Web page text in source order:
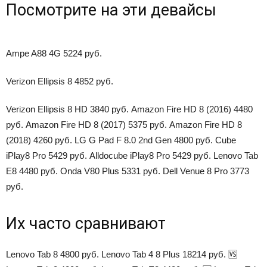
Посмотрите на эти девайсы
Ampe A88 4G 5224 руб.
Verizon Ellipsis 8 4852 руб.
Verizon Ellipsis 8 HD 3840 руб. Amazon Fire HD 8 (2016) 4480
руб. Amazon Fire HD 8 (2017) 5375 руб. Amazon Fire HD 8
(2018) 4260 руб. LG G Pad F 8.0 2nd Gen 4800 руб. Cube
iPlay8 Pro 5429 руб. Alldocube iPlay8 Pro 5429 руб. Lenovo Tab
E8 4480 руб. Onda V80 Plus 5331 руб. Dell Venue 8 Pro 3773
руб.
Их часто сравнивают
Lenovo Tab 8 4800 руб. Lenovo Tab 4 8 Plus 18214 руб. 🆚